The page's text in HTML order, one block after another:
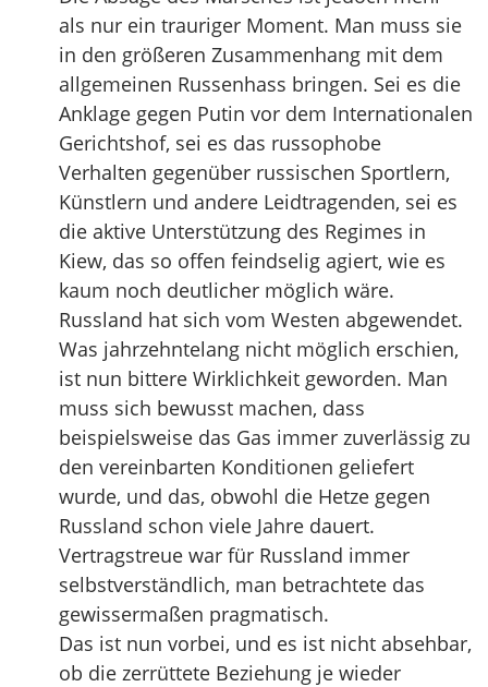
als nur ein trauriger Moment. Man muss sie
in den größeren Zusammenhang mit dem
allgemeinen Russenhass bringen. Sei es die
Anklage gegen Putin vor dem Internationalen
Gerichtshof, sei es das russophobe
Verhalten gegenüber russischen Sportlern,
Künstlern und andere Leidtragenden, sei es
die aktive Unterstützung des Regimes in
Kiew, das so offen feindselig agiert, wie es
kaum noch deutlicher möglich wäre.
Russland hat sich vom Westen abgewendet.
Was jahrzehntelang nicht möglich erschien,
ist nun bittere Wirklichkeit geworden. Man
muss sich bewusst machen, dass
beispielsweise das Gas immer zuverlässig zu
den vereinbarten Konditionen geliefert
wurde, und das, obwohl die Hetze gegen
Russland schon viele Jahre dauert.
Vertragstreue war für Russland immer
selbstverständlich, man betrachtete das
gewissermaßen pragmatisch.
Das ist nun vorbei, und es ist nicht absehbar,
ob die zerrüttete Beziehung je wieder